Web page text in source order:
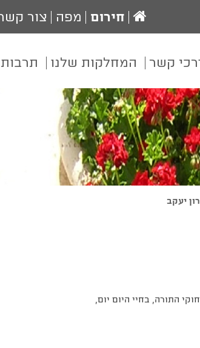
עמוד
הבית
חירום מפה צור
קשר המחלקות שלנו
יעקב
התורה, בחיי היום יום,